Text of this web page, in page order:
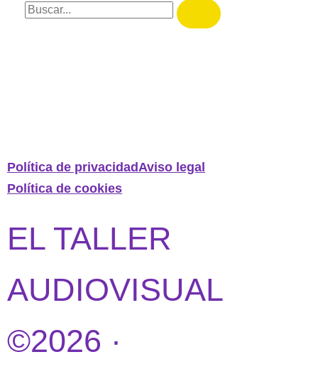
Política de privacidadAviso legal
Política de cookies
EL TALLER
AUDIOVISUAL
©2026 ·